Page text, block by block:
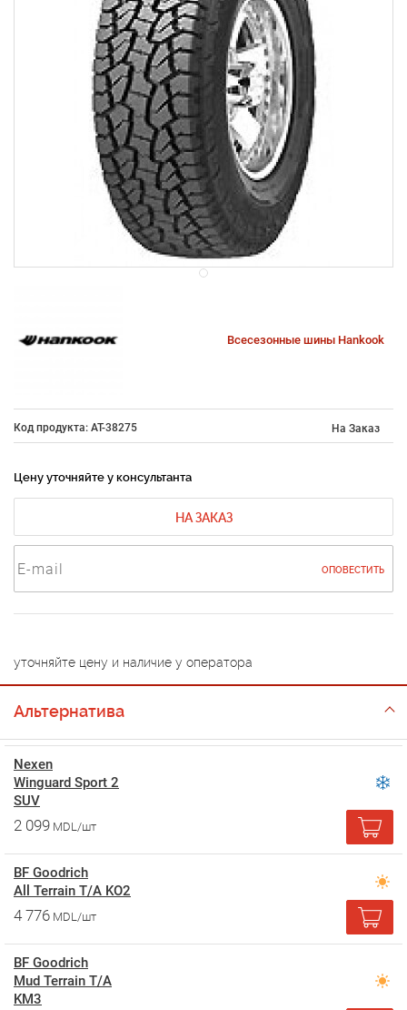
Всесезонные шины Hankook
Код продукта: AT-38275 На Заказ
Цену уточняйте у консультанта
НА ЗАКАЗ
ОПОВЕСТИТЬ
уточняйте цену и наличие у оператора
Альтернатива
Nexen
Winguard Sport 2
SUV
2 099 MDL/шт
BF Goodrich
All Terrain T/A KO2
4 776 MDL/шт
BF Goodrich
Mud Terrain T/A
KM3